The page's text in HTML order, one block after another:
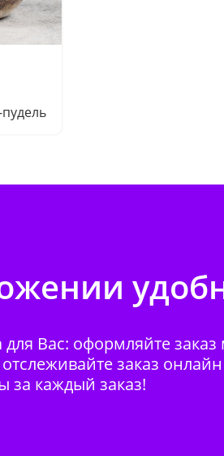
Вас: оформляйте
заказ
за каждый заказ!